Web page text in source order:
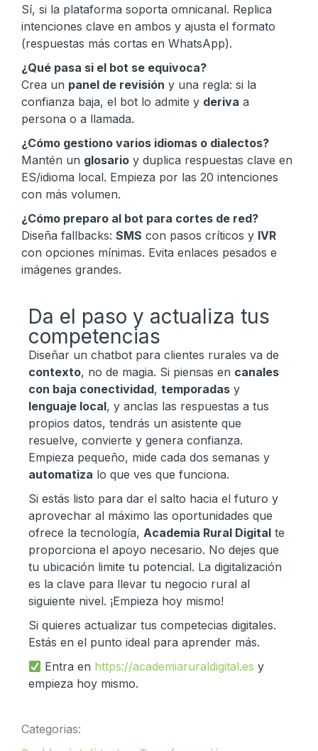
Sí, si la plataforma soporta omnicanal. Replica
intenciones clave en ambos y ajusta el formato
(respuestas más cortas en WhatsApp).
¿Qué pasa si el bot se equivoca?
Crea un panel de revisión y una regla: si la
confianza baja, el bot lo admite y deriva a
persona o a llamada.
¿Cómo gestiono varios idiomas o dialectos?
Mantén un glosario y duplica respuestas clave en
ES/idioma local. Empieza por las 20 intenciones
con más volumen.
¿Cómo preparo al bot para cortes de red?
Diseña fallbacks: SMS con pasos críticos y IVR
con opciones mínimas. Evita enlaces pesados e
imágenes grandes.
Da el paso y actualiza tus
competencias
Diseñar un chatbot para clientes rurales va de
contexto, no de magia. Si piensas en canales
con baja conectividad, temporadas y
lenguaje local, y anclas las respuestas a tus
propios datos, tendrás un asistente que
resuelve, convierte y genera confianza.
Empieza pequeño, mide cada dos semanas y
automatiza lo que ves que funciona.
Si estás listo para dar el salto hacia el futuro y
aprovechar al máximo las oportunidades que
ofrece la tecnología, Academia Rural Digital te
proporciona el apoyo necesario. No dejes que
tu ubicación limite tu potencial. La digitalización
es la clave para llevar tu negocio rural al
siguiente nivel. ¡Empieza hoy mismo!
Si quieres actualizar tus competecias digitales.
Estás en el punto ideal para aprender más.
Entra en https://academiaruraldigital.es y
empieza hoy mismo.
Categorias: